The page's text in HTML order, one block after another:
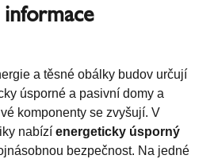
a těsné obálky budov určují
úsporné a pasivní domy a
komponenty se zvyšují. V
nabízí energeticky úsporný
bezpečnost. Na jedné